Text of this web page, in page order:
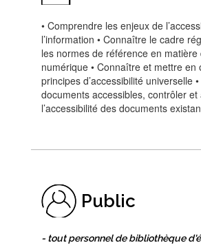
• Comprendre les enjeux de
l’information • Connaître le cadre
les normes de référence en matière
numérique • Connaître et mettre
principes d’accessibilité universelle
documents accessibles, contrôler et
l’accessibilité des documents
Public
- tout personnel de bibliothèque